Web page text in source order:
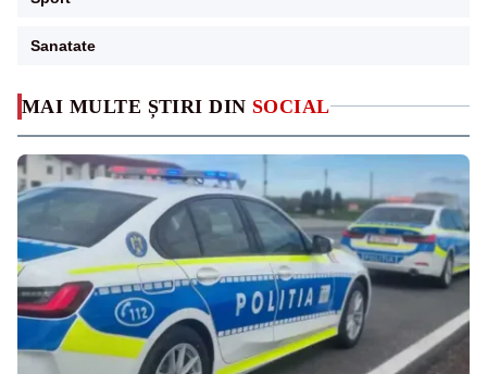
MAI MULTE ȘTIRI DIN SOCIAL
Sanatate